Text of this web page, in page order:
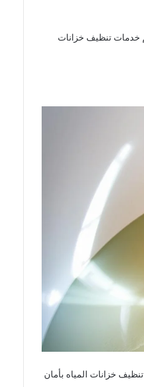
خدمات تنظيف خزانات
خزانات المياه بأمان